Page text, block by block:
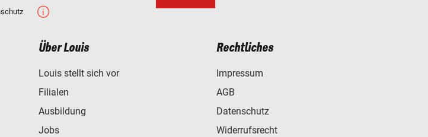
Über Louis
Louis stellt sich vor
Filialen
Ausbildung
Jobs
Rechtliches
Impressum
AGB
Datenschutz
Widerrufsrecht